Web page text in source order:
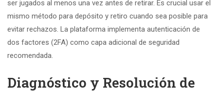
ser jugados al menos una vez antes de retirar. Es crucial usar el
mismo método para depósito y retiro cuando sea posible para
evitar rechazos. La plataforma implementa autenticación de
dos factores (2FA) como capa adicional de seguridad
recomendada.
Diagnóstico y Resolución de